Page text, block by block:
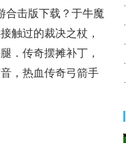
合击版下载？于牛魔
触过的裁决之杖，
．传奇摆摊补丁，
，热血传奇弓箭手
·
·
·
·
·